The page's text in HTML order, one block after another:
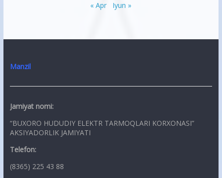
« Apr Iyun »
Manzil
Jamiyat nomi:
“BUXORO HUDUDIY ELEKTR TARMOQLARI KORXONASI”
AKSIYADORLIK JAMIYATI
Telefon:
(8365) 225 43 88